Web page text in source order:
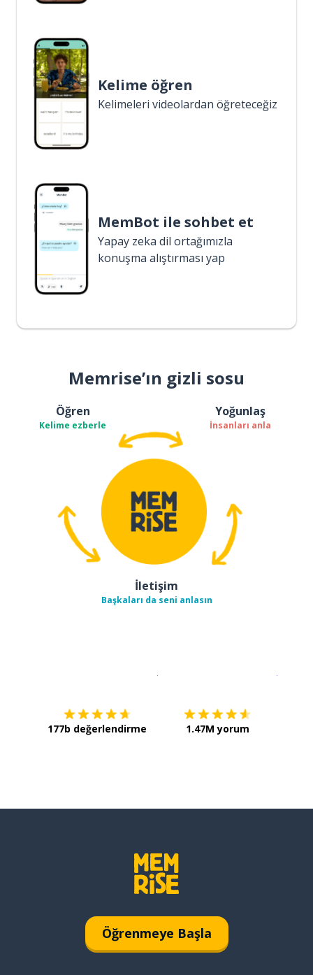
Kelime öğren
Kelimeleri videolardan öğreteceğiz
MemBot ile sohbet et
Yapay zeka dil ortağımızla
konuşma alıştırması yap
Memrise’ın gizli sosu
Öğren
Kelime ezberle
Yoğunlaş
İnsanları anla
İletişim
Başkaları da seni anlasın
177b değerlendirme 1.47M yorum
Öğrenmeye Başla